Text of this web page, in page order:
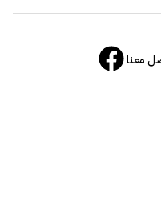
معنا